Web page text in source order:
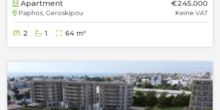
Apartment
Paphos, Geroskipou
€245,000
Keine VAT
2 1 64 m²